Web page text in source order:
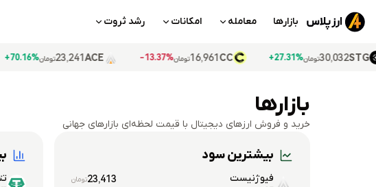
بازارها معامله امکانات رشد ثروت
ACE
23,241تومان70.16%+ CC
16,961تومان13.37%- تومان27.31%+
بازارها
خرید و فروش ارزهای دیجیتال با قیمت لحظه‌ای بازارهای جهانی
بیشترین سود
فیوژنیست 23,413تومان